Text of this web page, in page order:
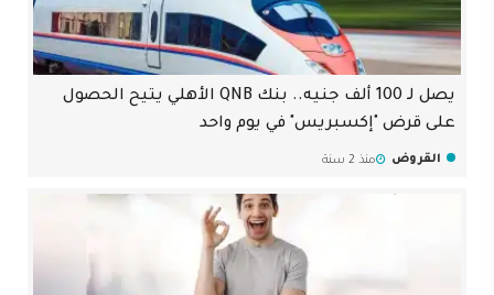
يصل لـ 100 ألف جنيه.. بنك QNB الأهلي يتيح الحصول
على قرض "إكسبريس" في يوم واحد
القروض منذ 2 سنة